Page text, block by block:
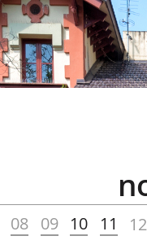
08 09 10 11 12